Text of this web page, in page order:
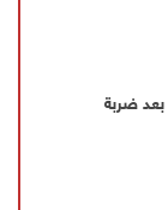
ضربة